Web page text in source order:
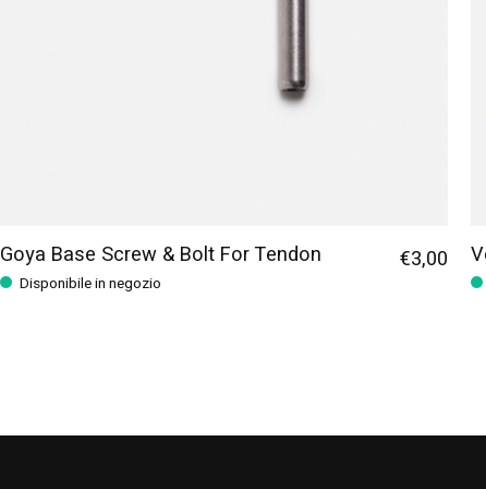
Goya Base Screw & Bolt For Tendon
Disponibile in negozio
€3,00